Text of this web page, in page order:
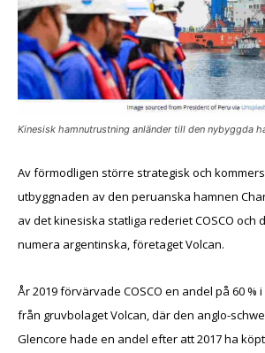
Kinesisk hamnutrustning anländer till den nybyggda
Av förmodligen större strategisk och
utbyggnaden av den peruanska hamnen
av det kinesiska statliga rederiet COSCO och
numera argentinska, företaget Volcan.
År 2019 förvärvade COSCO en andel på 60 %
från gruvbolaget Volcan, där den anglo-
Glencore hade en andel efter att 2017 ha